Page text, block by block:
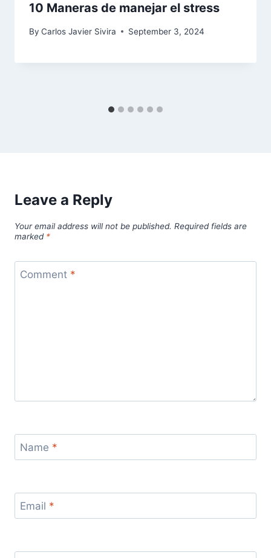
10 Maneras de manejar el stress
By Carlos Javier Sivira September 3, 2024
Leave a Reply
Your email address will not be published. Required fields are
marked *
Comment *
Name *
Email *